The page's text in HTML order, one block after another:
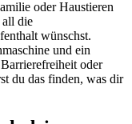
oder Haustieren
all die
wünschst.
und ein
oder
du das finden, was dir